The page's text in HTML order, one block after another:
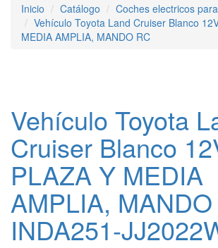
Inicio Catálogo
Coches electricos
Vehículo Toyota Land Cruiser Blanco
MEDIA AMPLIA, MANDO RC
Vehículo Toyota
Cruiser Blanco
PLAZA Y MEDIA
AMPLIA,
INDA251-